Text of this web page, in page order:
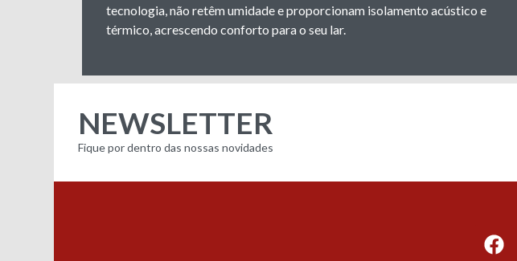
tecnologia, não retêm umidade e proporcionam isolamento acústico e
térmico, acrescendo conforto para o seu lar.
NEWSLETTER
Fique por dentro das nossas novidades